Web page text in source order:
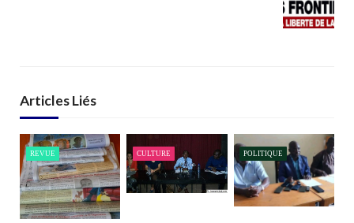
Articles Liés
REVUE CULTURE POLITIQUE